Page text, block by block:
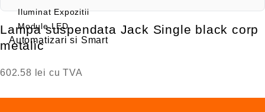
Iluminat Expozitii
Module LED
Automatizari si Smart
Lampa suspendata Jack Single black corp
metalic
602.58 lei cu TVA